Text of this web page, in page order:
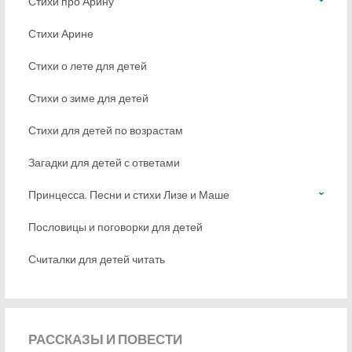
Стихи Арине
Стихи о лете для детей
Стихи о зиме для детей
Стихи для детей по возрастам
Загадки для детей с ответами
Принцесса. Песни и стихи Лизе и Маше
Пословицы и поговорки для детей
Считалки для детей читать
РАССКАЗЫ И ПОВЕСТИ